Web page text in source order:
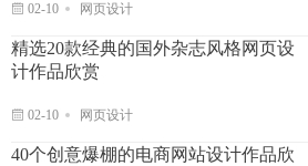
02-10 网页设计
精选20款经典的国外杂志风格网页设
计作品欣赏
02-10 网页设计
40个创意爆棚的电商网站设计作品欣